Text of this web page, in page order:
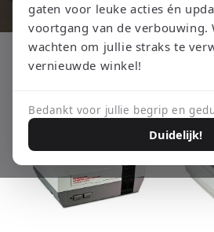
Shop nu
gaten voor leuke acties én
voortgang van de verbouwing.
wachten om jullie straks te
vernieuwde winkel!
Bedankt voor jullie begrip en
Duidelijk!